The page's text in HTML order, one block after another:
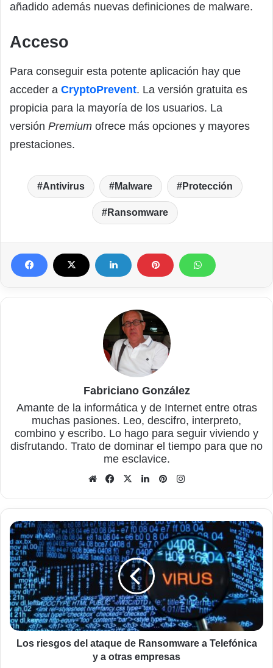
añadido además nuevas definiciones de malware.
Acceso
Para conseguir esta potente aplicación hay que
acceder a CryptoPrevent. La versión gratuita es
propicia para la mayoría de los usuarios. La
versión Premium ofrece más opciones y mayores
prestaciones.
Antivirus Malware Protección
Ransomware
Fabriciano González
Amante de la informática y de Internet entre otras
muchas pasiones. Leo, descifro, interpreto,
combino y escribo. Lo hago para seguir viviendo y
disfrutando. Trato de dominar el tiempo para que no
me esclavice.
Sitio
Facebook
X LinkedInPinterest
Los
riesgos
del
ataque
de
Ransomware
a
Telefónica
y
Los riesgos del ataque de Ransomware a Telefónica
y a otras empresas